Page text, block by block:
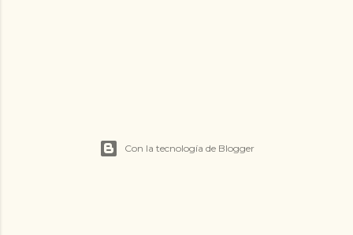
Con la tecnología de Blogger